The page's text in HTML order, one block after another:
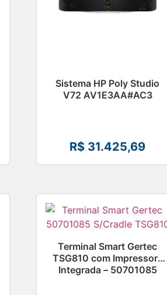
Sistema HP Poly Studio
V72 AV1E3AA#AC3
R$ 31.425,69
Terminal Smart Gertec
TSG810 com Impressora
Integrada – 50701085